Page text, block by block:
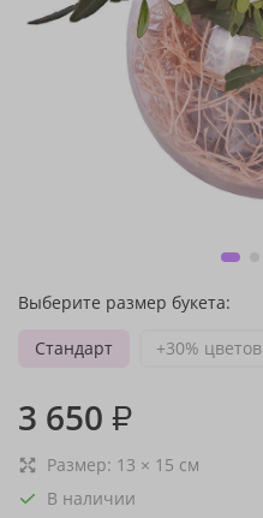
Выберите размер букета:
Стандарт
+30% цветов
3 650 ₽
Размер: 13 × 15 см
В наличии